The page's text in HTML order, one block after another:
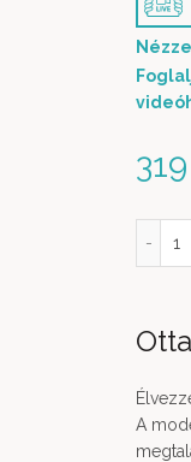
Ottawa Napozóágy
A